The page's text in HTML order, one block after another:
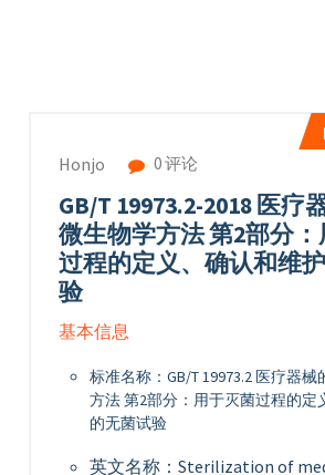
Honjo 0 评论
GB/T 19973.2-2018 医疗
微生物学方法 第2部分
过程的定义、确认和维
验
基本信息
标准名称：GB/T 19973.2 医疗器
方法 第2部分：用于灭菌过程的定
的无菌试验
英文名称：Sterilization of